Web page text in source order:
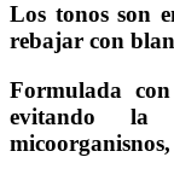
Los tonos son
rebajar con
Formulada
evitando la